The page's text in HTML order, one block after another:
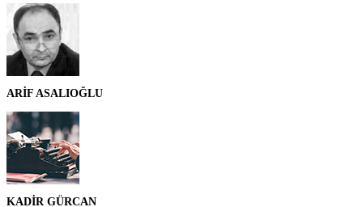
ARİF ASALIOĞLU
KADİR GÜRCAN